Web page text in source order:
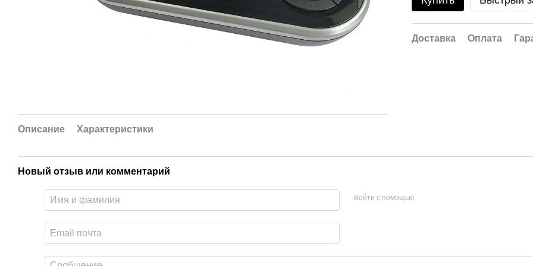
Описание Характеристики
Доставка Оплата
Новый отзыв или комментарий
Войти с помощью